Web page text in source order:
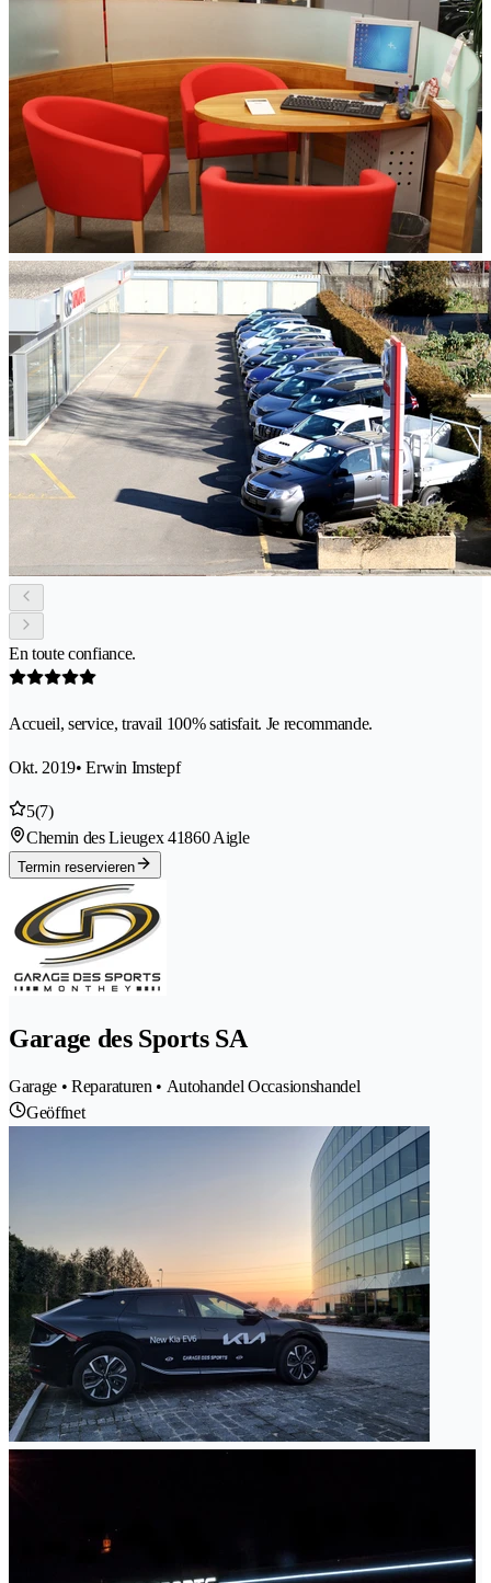
En toute confiance.
Accueil, service, travail 100% satisfait. Je recommande.
Okt. 2019• Erwin Imstepf
5(7)
Chemin des Lieugex 41860 Aigle
Termin reservieren
Garage des Sports SA
Garage • Reparaturen • Autohandel Occasionshandel
Geöffnet